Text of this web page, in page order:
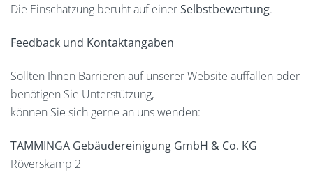
Die Einschätzung beruht auf einerSelbstbewertung.
Feedback und Kontaktangaben
Sollten Ihnen Barrieren auf unserer Website auffallen oder
benötigen Sie Unterstützung,
können Sie sich gerne an uns wenden:
TAMMINGA Gebäudereinigung GmbH & Co. KG
Röverskamp 2